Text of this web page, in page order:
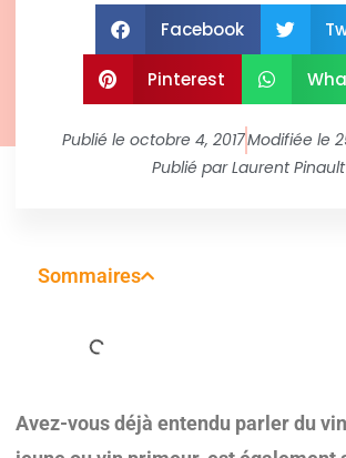
Facebook
Pinterest
Publié le octobre 4, 2017Modifiée le
Publié parLaurent Pinault
Sommaires
Avez-vous déjà entendu parler du